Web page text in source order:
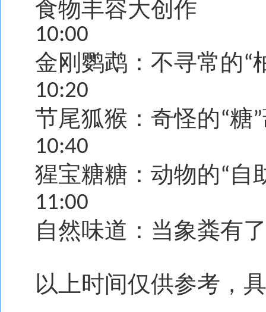
食物丰容大创作
10:00
金刚鹦鹉：不寻常的“
10:20
节尾狐猴：奇怪的“糖”
10:40
猩宝糖糖：动物的“自
11:00
自然味道：当象粪有
以上时间仅供参考，